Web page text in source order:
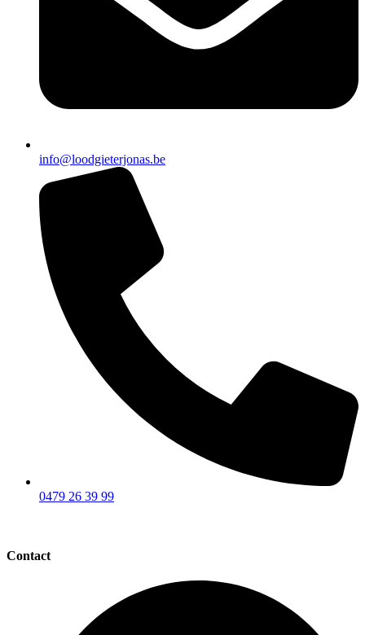
info@loodgieterjonas.be
0479 26 39 99
Contact